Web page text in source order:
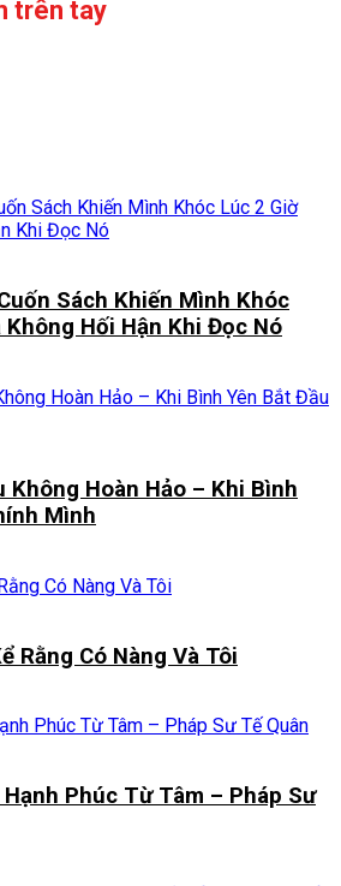
trên tay
Sách Khiến Mình Khóc
Không Hối Hận Khi Đọc Nó
Không Hoàn Hảo – Khi Bình
Mình
Rằng Có Nàng Và Tôi
Phúc Từ Tâm – Pháp Sư